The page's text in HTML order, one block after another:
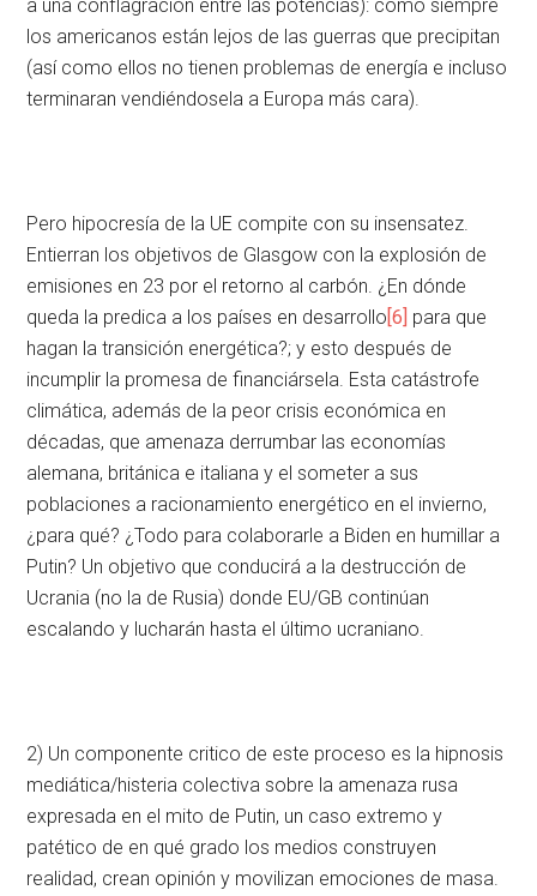
a una conflagración entre las potencias): como siempre
los americanos están lejos de las guerras que precipitan
(así como ellos no tienen problemas de energía e incluso
terminaran vendiéndosela a Europa más cara).
Pero hipocresía de la UE compite con su insensatez.
Entierran los objetivos de Glasgow con la explosión de
emisiones en 23 por el retorno al carbón. ¿En dónde
queda la predica a los países en desarrollo[6] para que
hagan la transición energética?; y esto después de
incumplir la promesa de financiársela. Esta catástrofe
climática, además de la peor crisis económica en
décadas, que amenaza derrumbar las economías
alemana, británica e italiana y el someter a sus
poblaciones a racionamiento energético en el invierno,
¿para qué? ¿Todo para colaborarle a Biden en humillar a
Putin? Un objetivo que conducirá a la destrucción de
Ucrania (no la de Rusia) donde EU/GB continúan
escalando y lucharán hasta el último ucraniano.
2) Un componente critico de este proceso es la hipnosis
mediática/histeria colectiva sobre la amenaza rusa
expresada en el mito de Putin, un caso extremo y
patético de en qué grado los medios construyen
realidad, crean opinión y movilizan emociones de masa.